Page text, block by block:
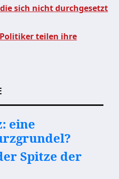
sich nicht durchgesetzt
Politiker teilen ihre
eine
Spitze der